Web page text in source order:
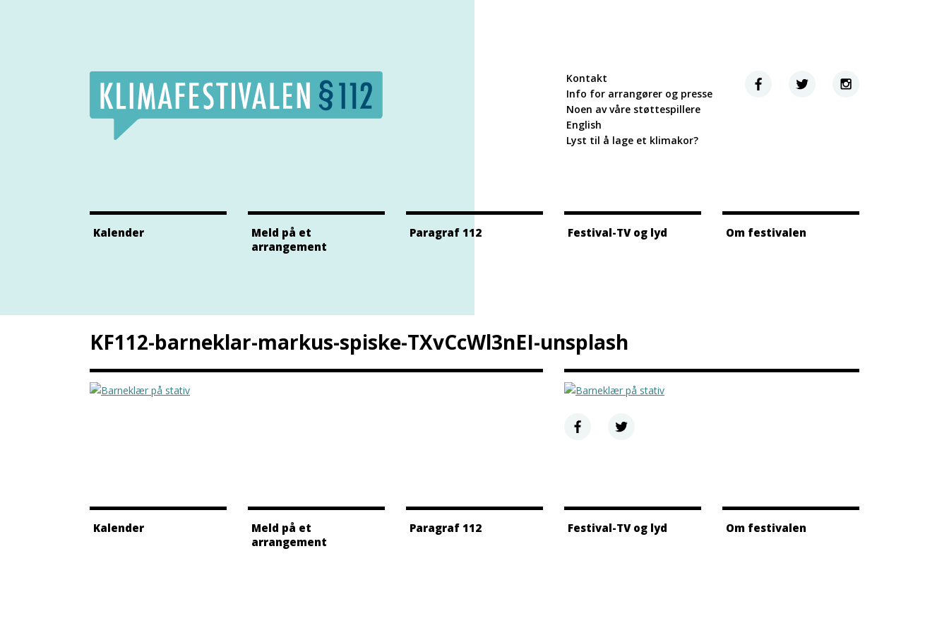
Kontakt
Info for arrangører og presse
Noen av våre støttespillere
English
Lyst til å lage et klimakor?
Klimafestivalens Twitter side
Klimafestivalens Instagram side
Kalender
Meld på et
arrangement
Paragraf 112 Festival-TV og lyd Om festivalen
KF112-barneklar-markus-spiske-TXvCcWl3nEI-unsplash
Kalender
Meld på et
arrangement
Paragraf 112 Festival-TV og lyd Om festivalen